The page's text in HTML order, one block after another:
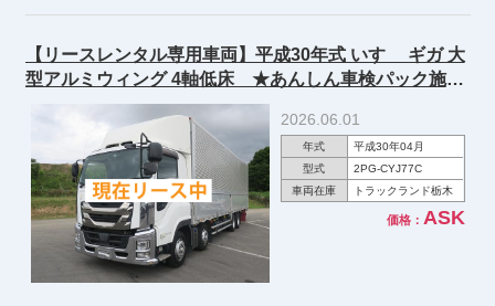
【リースレンタル専用車両】平成30年式 いすゞ ギガ 大
型アルミウィング 4軸低床 ★あんしん車検パック施工
2026.06.01
年式
平成30年04月
型式
2PG-CYJ77C
車両在庫
トラックランド栃木
価格： ASK